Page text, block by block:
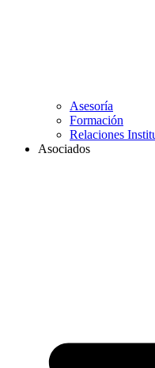
Asesoría
Formación
Relaciones
Asociados